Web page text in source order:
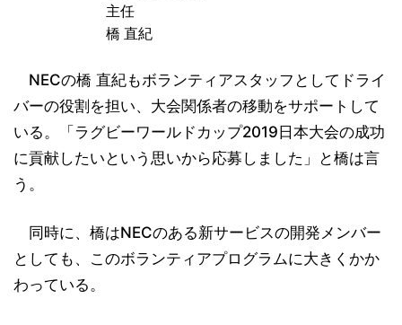
主任
橋 直紀
NECの橋 直紀もボランティアスタッフとしてドライ
バーの役割を担い、大会関係者の移動をサポートして
いる。「ラグビーワールドカップ2019日本大会の成功
に貢献したいという思いから応募しました」と橋は言
う。
同時に、橋はNECのある新サービスの開発メンバー
としても、このボランティアプログラムに大きくかか
わっている。